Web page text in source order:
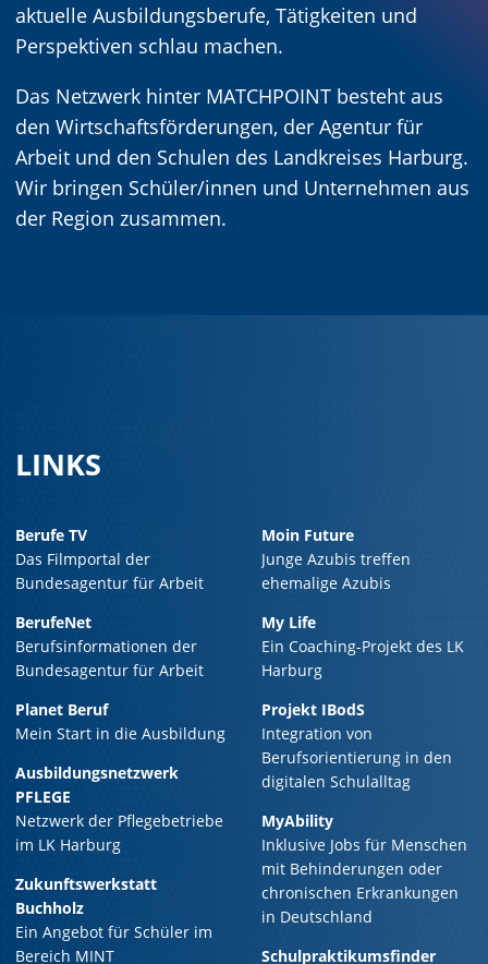
aktuelle Ausbildungsberufe, Tätigkeiten und
Perspektiven schlau machen.
Das Netzwerk hinter MATCHPOINT besteht aus
den Wirtschaftsförderungen, der Agentur für
Arbeit und den Schulen des Landkreises Harburg.
Wir bringen Schüler/innen und Unternehmen aus
der Region zusammen.
LINKS
Berufe TV
Das Filmportal der
Bundesagentur für Arbeit
BerufeNet
Berufsinformationen der
Bundesagentur für Arbeit
Planet Beruf
Mein Start in die Ausbildung
Ausbildungsnetzwerk
PFLEGE
Netzwerk der Pflegebetriebe
im LK Harburg
Zukunftswerkstatt
Buchholz
Ein Angebot für Schüler im
Bereich MINT
Moin Future
Junge Azubis treffen
ehemalige Azubis
My Life
Ein Coaching-Projekt des LK
Harburg
Projekt IBodS
Integration von
Berufsorientierung in den
digitalen Schulalltag
MyAbility
Inklusive Jobs für Menschen
mit Behinderungen oder
chronischen Erkrankungen
in Deutschland
Schulpraktikumsfinder